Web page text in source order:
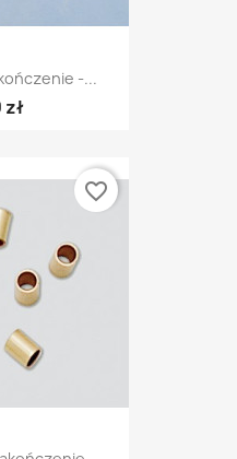
-...
favorite_border